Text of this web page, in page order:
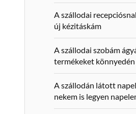
A szállodai
új kézitáskám
A szállodai szobám
termékeket könnyedén
A szállodán látott
nekem is legyen